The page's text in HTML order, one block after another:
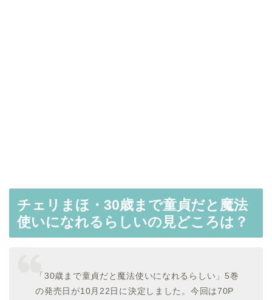
チェリまほ・30歳まで童貞だと魔法
使いになれるらしいの見どころは？
「30歳まで童貞だと魔法使いになれるらしい」5巻
の発売日が10月22日に決定しました。今回は70P